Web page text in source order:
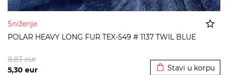
Sniženje
POLAR HEAVY LONG FUR TEX-549 # 1137 TWIL BLUE
5,30 eur
8,83eur
Stavi u korpu